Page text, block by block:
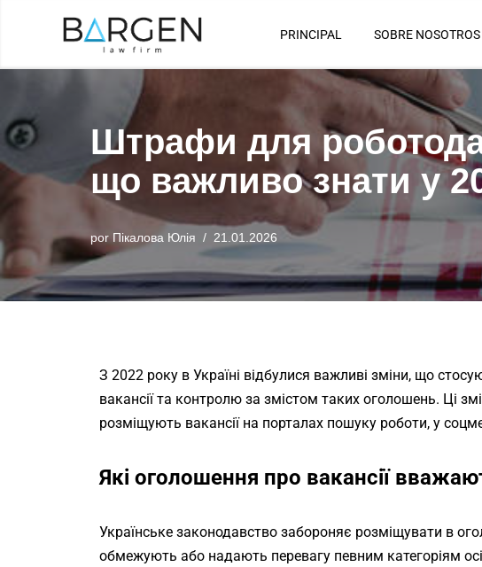
al
PRINCIPAL SOBRE NOSOTROS
Штрафи для
що важливо знати у
por Пікалова Юлія 21.01.2026
З 2022 року в Україні відбулися важливі зміни, що
вакансії та контролю за змістом таких оголошень. Ці
розміщують вакансії на порталах пошуку роботи, у
Які оголошення про вакансії
Українське законодавство забороняє розміщувати в
обмежують або надають перевагу певним категоріям